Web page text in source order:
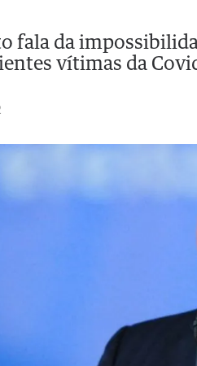
fala da
vítimas da